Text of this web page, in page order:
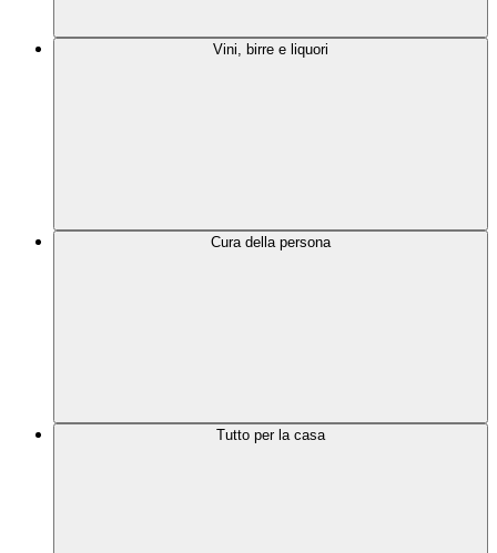
Vini, birre e liquori
Cura della persona
Tutto per la casa